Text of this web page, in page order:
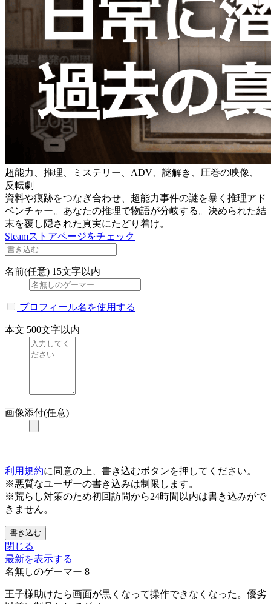
超能力、推理、ミステリー、ADV、謎解き、圧巻の映像、
反転劇
資料や痕跡をつなぎ合わせ、超能力事件の謎を暴く推理アド
ベンチャー。あなたの推理で物語が分岐する。決められた結
末を覆し隠された真実にたどり着け。
Steamストアページをチェック
名前(任意) 15文字以内
プロフィール名を使用する
本文 500文字以内
画像添付(任意)
利用規約に同意の上、書き込むボタンを押してください。
※悪質なユーザーの書き込みは制限します。
※荒らし対策のため初回訪問から24時間以内は書き込みがで
きません。
書き込む
閉じる
最新を表示する
名無しのゲーマー 8
王子様助けたら画面が黒くなって操作できなくなった。優劣